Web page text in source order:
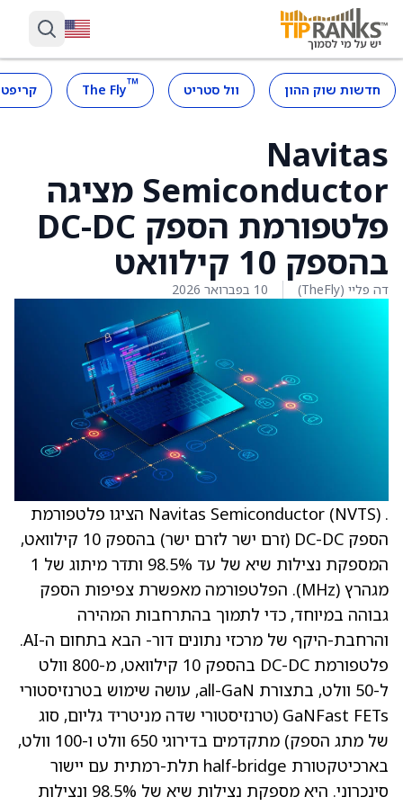
חדשות שוק ההון וול סטריט ™
The Fly
Navitas
Semiconductor מציגה
פלטפורמת הספק DC-DC
בהספק 10 קילוואט
דה פליי (TheFly) 10 בפברואר 2026
. Navitas Semiconductor (NVTS) הציגו פלטפורמת
הספק DC-DC (זרם ישר לזרם ישר) בהספק 10 קילוואט,
המספקת נצילות שיא של עד 98.5% ותדר מיתוג של 1
מגהרץ (MHz). הפלטפורמה מאפשרת צפיפות הספק
גבוהה במיוחד, כדי לתמוך בהתרחבות המהירה
והרחבת-היקף של מרכזי נתונים דור- הבא בתחום ה-AI.
פלטפורמת DC-DC בהספק 10 קילוואט, מ-800 וולט
ל-50 וולט, בתצורת all-GaN, עושה שימוש בטרנזיסטורי
GaNFast FETs (טרנזיסטורי שדה מניטריד גליום, סוג
של מתג הספק) מתקדמים בדירוגי 650 וולט ו-100 וולט,
בארכיטקטורת half-bridge תלת-רמתית עם יישור
סינכרוני. היא מספקת נצילות שיא של 98.5% ונצילות